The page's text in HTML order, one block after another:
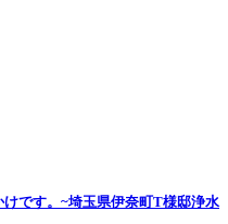
です。~埼玉県伊奈町T様邸浄水